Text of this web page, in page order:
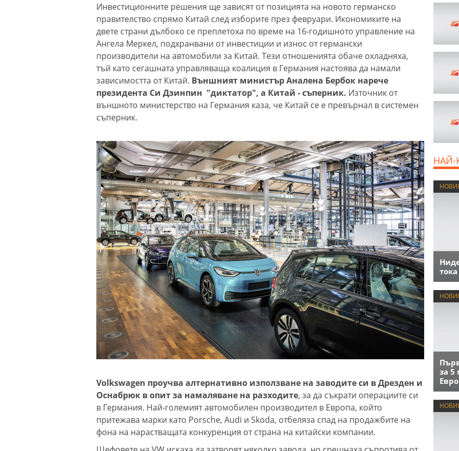
Инвестиционните решения ще зависят от позицията на новото германско
правителство спрямо Китай след изборите през февруари. Икономиките на
двете страни дълбоко се преплетоха по време на 16-годишното управление на
Ангела Меркел, подхранвани от инвестиции и износ от германски
производители на автомобили за Китай. Тези отношенията обаче охладняха,
тъй като сегашната управляваща коалиция в Германия настоява да намали
зависимостта от Китай. Външният министър Аналена Бербок нарече
президента Си Дзинпин "диктатор", а Китай - съперник. Източник от
външното министерство на Германия каза, че Китай се е превърнал в системен
съперник.
Volkswagen проучва алтернативно използване на заводите си в Дрезден и
Оснабрюк в опит за намаляване на разходите, за да съкрати операциите си
в Германия. Най-големият автомобилен производител в Европа, който
притежава марки като Porsche, Audi и Skoda, отбеляза спад на продажбите на
фона на нарастващата конкуренция от страна на китайски компании.
НАЙ-
за 5